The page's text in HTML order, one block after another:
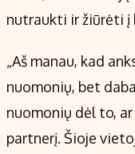
nutraukti ir žiūrėti į
„Aš manau, kad
nuomonių, bet
nuomonių dėl to,
partnerį. Šioje